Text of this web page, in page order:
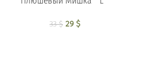
33$
Первоначальная
29 $